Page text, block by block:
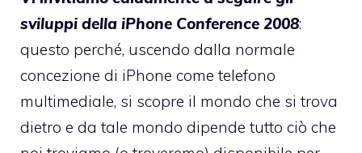
sviluppi della iPhone Conference 2008:
questo perché, uscendo dalla normale
concezione di iPhone come telefono
multimediale, si scopre il mondo che si trova
dietro e da tale mondo dipende tutto ciò che